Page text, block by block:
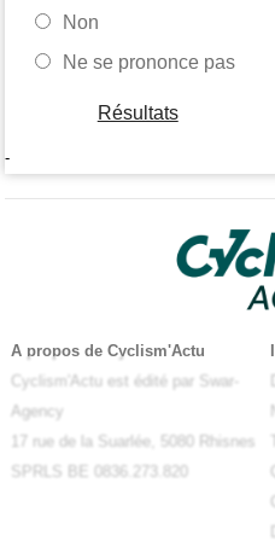
Non
Ne se prononce pas
Résultats
-
A propos de Cyclism'Actu
Cyclism'Actu est édité par Swar-
Agency
17 rue de la Suarlée, 5080 Rhisnes
SPRLS BE 0836.273.820